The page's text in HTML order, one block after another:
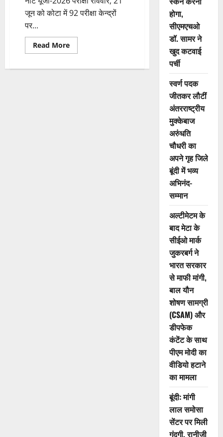
जून को कोटा में 92 परीक्षा केन्द्रों
पर...
Read More
होगा,
सीएमएचओ
डॉ. सामर ने
खुद कटवाई
पर्ची
स्वर्ण पदक
जीतकर लौटीं
अंतरराष्ट्रीय
मुक्केबाज
अरुंधति
चौधरी का
अपने गृह जिले
बूंदी में भव्य
अभिनंद-
सम्मान
अल्टीमेटम के
बाद मेटा के
सीईओ मार्क
जुकरबर्ग ने
भारत सरकार
से माफी मांगी,
बाल यौन
शोषण सामग्री
(CSAM) और
डीपफेक
कंटेंट के साथ
पीएम मोदी का
वीडियो हटाने
का मामला
बूंदी: मांगी
लाल समोसा
सेंटर पर मिली
गंदगी, रानीजी